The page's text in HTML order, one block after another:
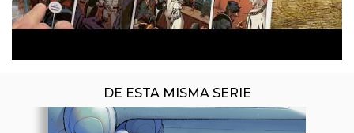
DE ESTA MISMA SERIE